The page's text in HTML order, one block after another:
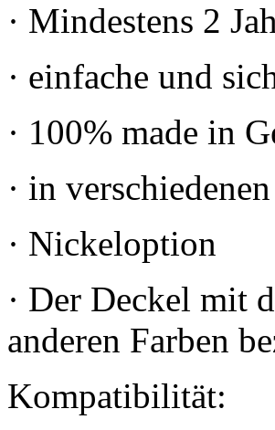
· Mindestens 2
· einfache und
· 100% made in
· in
· Nickeloption
· Der Deckel mit
anderen Farben
Kompatibilität: